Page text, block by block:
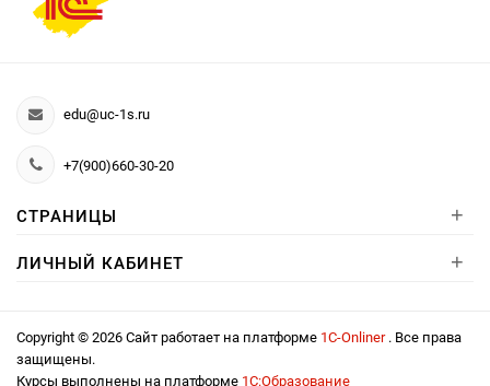
edu@uc-1s.ru
+7(900)660-30-20
СТРАНИЦЫ +
ЛИЧНЫЙ КАБИНЕТ +
Copyright © 2026 Сайт работает на платформе 1С-Onliner . Все права
защищены.
Курсы выполнены на платформе 1С:Образование